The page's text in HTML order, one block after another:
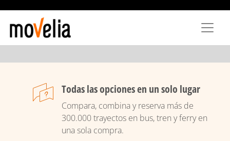
principal
Todas las opciones en un solo lugar
Compara, combina y reserva más de
300.000 trayectos en bus, tren y ferry en
una sola compra.